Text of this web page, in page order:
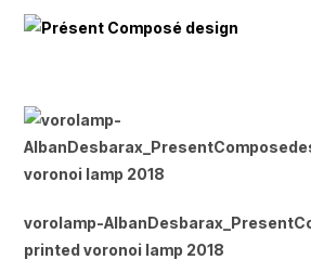
vorolamp-
printed voronoi lamp 2018